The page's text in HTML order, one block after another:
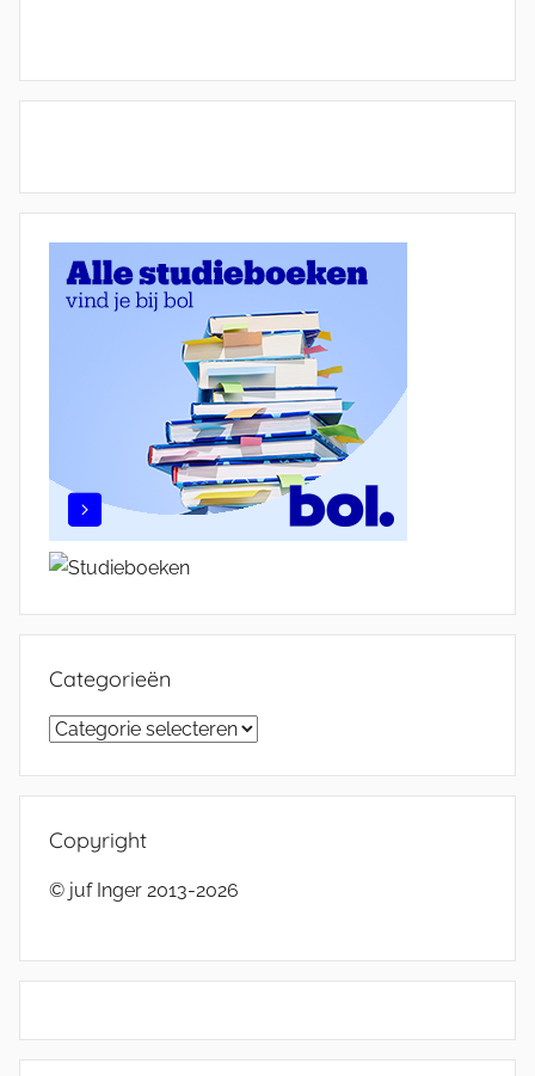
Categorieën
Categorieën
Copyright
© juf Inger 2013-2026